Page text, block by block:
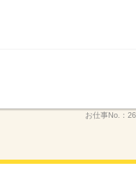
お仕事No.：